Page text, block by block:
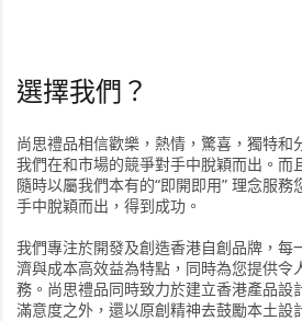
選擇我們？
尚思禮品相信歡樂，熱情，驚喜，獨特和
我們在和市場的競爭對手中脫穎而出。而
隨時以屬我們本有的“即開即用” 理念服
手中脫穎而出，得到成功。
我們專注於開發及創造香港自創品牌，每
濟與成本高效益為特點，同時為您提供令
務。尚思禮品同時致力於建立香港產品設
滿意度之外，還以原創精神去鼓勵本土設